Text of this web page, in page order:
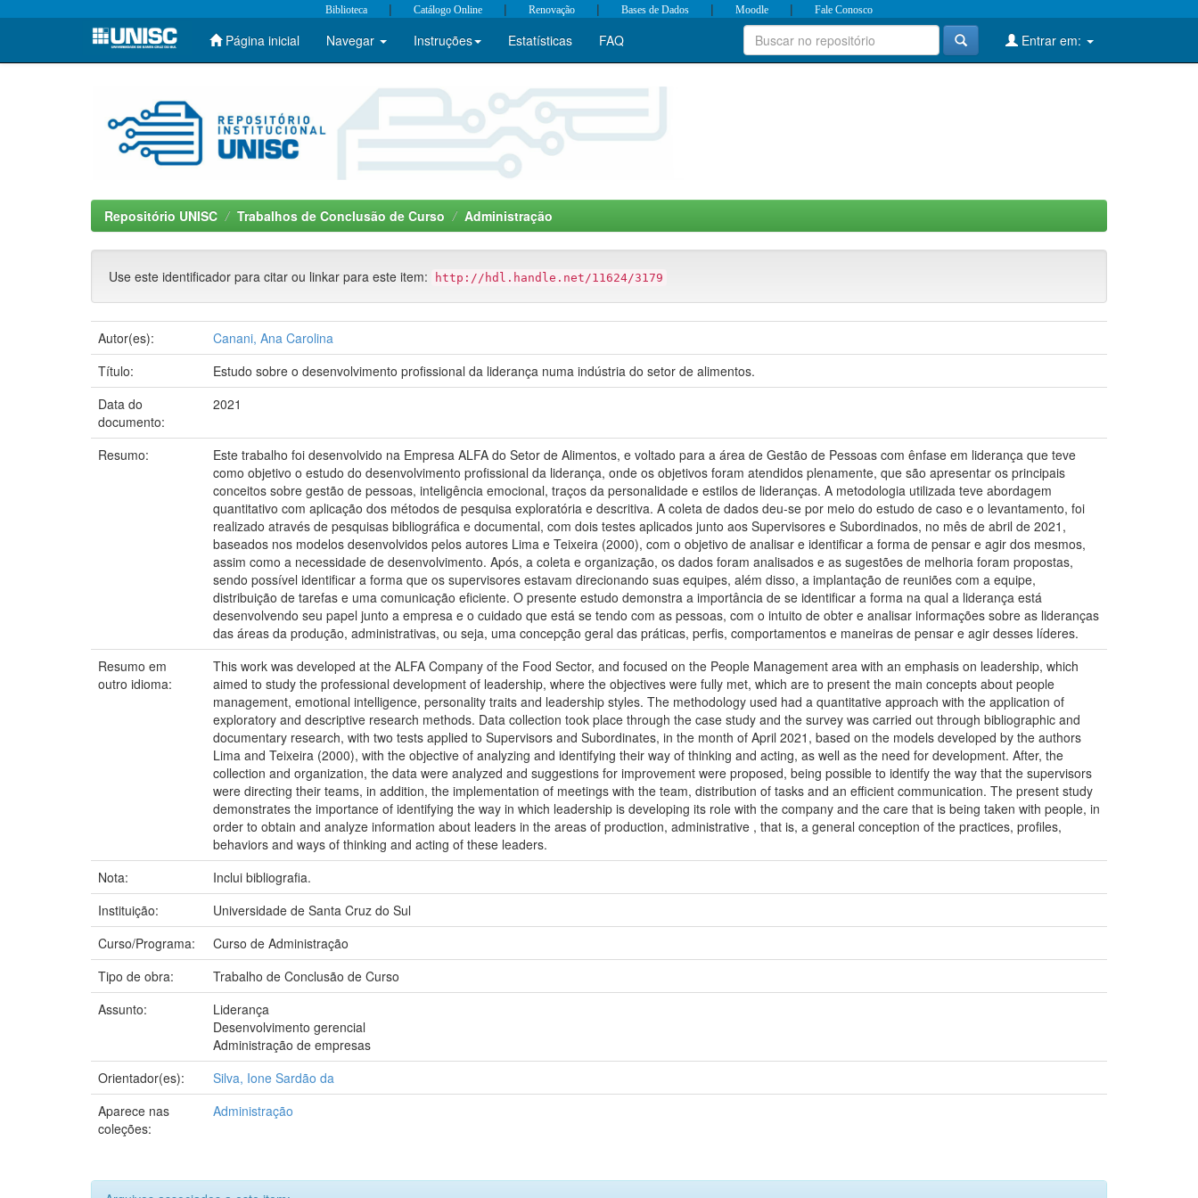
Skip
Biblioteca | Catálogo Online | Renovação | Bases de Dados | Moodle | Fale Conosco
Página inicial Navegar Instruções Estatísticas FAQ Entrar em:
Repositório UNISC Trabalhos de Conclusão de Curso Administração
Use este identificador para citar ou linkar para este item: http://hdl.handle.net/11624/3179
Autor(es):
Canani, Ana Carolina
Título:
Estudo sobre o desenvolvimento profissional da liderança numa indústria do setor de alimentos.
Data do
documento:
2021
Resumo:
Este trabalho foi desenvolvido na Empresa ALFA do Setor de Alimentos, e voltado para a área de Gestão de Pessoas com ênfase em liderança que teve
como objetivo o estudo do desenvolvimento profissional da liderança, onde os objetivos foram atendidos plenamente, que são apresentar os principais
conceitos sobre gestão de pessoas, inteligência emocional, traços da personalidade e estilos de lideranças. A metodologia utilizada teve abordagem
quantitativo com aplicação dos métodos de pesquisa exploratória e descritiva. A coleta de dados deu-se por meio do estudo de caso e o levantamento, foi
realizado através de pesquisas bibliográfica e documental, com dois testes aplicados junto aos Supervisores e Subordinados, no mês de abril de 2021,
baseados nos modelos desenvolvidos pelos autores Lima e Teixeira (2000), com o objetivo de analisar e identificar a forma de pensar e agir dos mesmos,
assim como a necessidade de desenvolvimento. Após, a coleta e organização, os dados foram analisados e as sugestões de melhoria foram propostas,
sendo possível identificar a forma que os supervisores estavam direcionando suas equipes, além disso, a implantação de reuniões com a equipe,
distribuição de tarefas e uma comunicação eficiente. O presente estudo demonstra a importância de se identificar a forma na qual a liderança está
desenvolvendo seu papel junto a empresa e o cuidado que está se tendo com as pessoas, com o intuito de obter e analisar informações sobre as lideranças
das áreas da produção, administrativas, ou seja, uma concepção geral das práticas, perfis, comportamentos e maneiras de pensar e agir desses líderes.
Resumo em
outro idioma:
This work was developed at the ALFA Company of the Food Sector, and focused on the People Management area with an emphasis on leadership, which
aimed to study the professional development of leadership, where the objectives were fully met, which are to present the main concepts about people
management, emotional intelligence, personality traits and leadership styles. The methodology used had a quantitative approach with the application of
exploratory and descriptive research methods. Data collection took place through the case study and the survey was carried out through bibliographic and
documentary research, with two tests applied to Supervisors and Subordinates, in the month of April 2021, based on the models developed by the authors
Lima and Teixeira (2000), with the objective of analyzing and identifying their way of thinking and acting, as well as the need for development. After, the
collection and organization, the data were analyzed and suggestions for improvement were proposed, being possible to identify the way that the supervisors
were directing their teams, in addition, the implementation of meetings with the team, distribution of tasks and an efficient communication. The present study
demonstrates the importance of identifying the way in which leadership is developing its role with the company and the care that is being taken with people, in
order to obtain and analyze information about leaders in the areas of production, administrative , that is, a general conception of the practices, profiles,
behaviors and ways of thinking and acting of these leaders.
Nota:
Inclui bibliografia.
Instituição:
Universidade de Santa Cruz do Sul
Curso/Programa:
Curso de Administração
Tipo de obra:
Trabalho de Conclusão de Curso
Assunto:
Liderança
Desenvolvimento gerencial
Administração de empresas
Orientador(es):
Silva, Ione Sardão da
Aparece nas
coleções:
Administração